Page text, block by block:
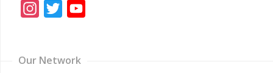
Instagram
Twitter
Our Network